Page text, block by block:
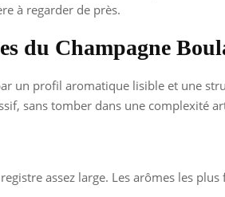
à regarder de près.
du Champagne
un profil aromatique lisible et une
sans tomber dans une complexité
assez large. Les arômes les plus